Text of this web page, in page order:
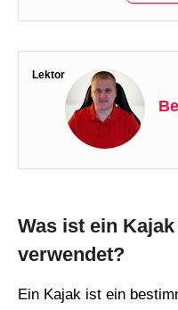
Lektor
Was ist ein
verwendet?
Ein Kajak ist ein